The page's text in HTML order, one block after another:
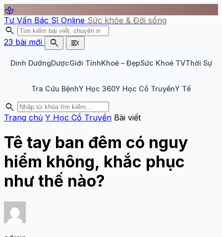
spa
Tư Vấn Bác Sĩ Online Sức khỏe & Đời sống
search
23 bài mới search menu_open
Dinh DưỡngDượcGiới TínhKhoẻ – ĐẹpSức Khoẻ TVThời Sự
Tra Cứu BệnhY Học 360Y Học Cổ TruyềnY Tế
search
Trang chủ Y Học Cổ Truyền Bài viết
Tê tay ban đêm có nguy
hiểm không, khắc phục
như thế nào?